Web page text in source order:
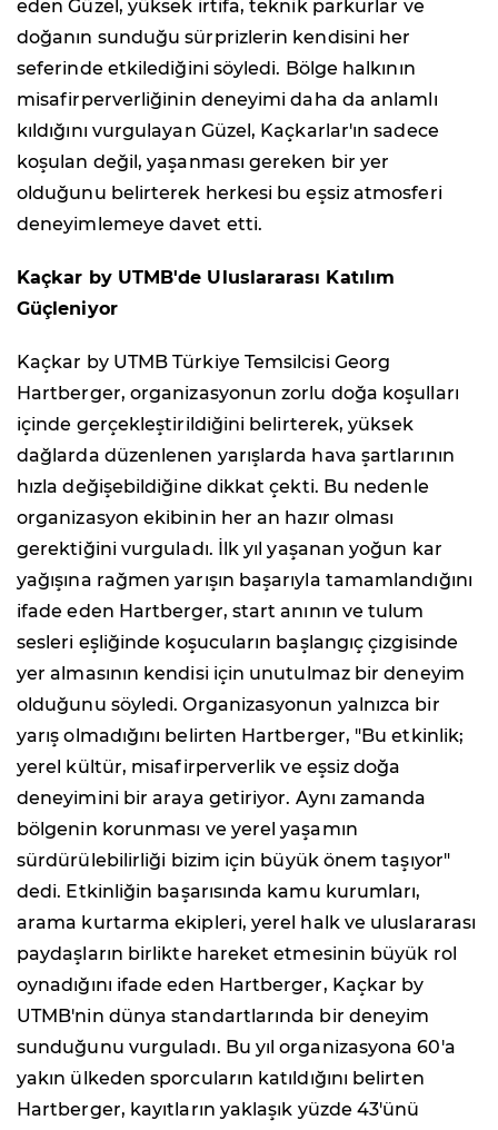
eden Güzel, yüksek irtifa, teknik parkurlar ve
doğanın sunduğu sürprizlerin kendisini her
seferinde etkilediğini söyledi. Bölge halkının
misafirperverliğinin deneyimi daha da anlamlı
kıldığını vurgulayan Güzel, Kaçkarlar'ın sadece
koşulan değil, yaşanması gereken bir yer
olduğunu belirterek herkesi bu eşsiz atmosferi
deneyimlemeye davet etti.
Kaçkar by UTMB'de Uluslararası Katılım
Güçleniyor
Kaçkar by UTMB Türkiye Temsilcisi Georg
Hartberger, organizasyonun zorlu doğa koşulları
içinde gerçekleştirildiğini belirterek, yüksek
dağlarda düzenlenen yarışlarda hava şartlarının
hızla değişebildiğine dikkat çekti. Bu nedenle
organizasyon ekibinin her an hazır olması
gerektiğini vurguladı. İlk yıl yaşanan yoğun kar
yağışına rağmen yarışın başarıyla tamamlandığını
ifade eden Hartberger, start anının ve tulum
sesleri eşliğinde koşucuların başlangıç çizgisinde
yer almasının kendisi için unutulmaz bir deneyim
olduğunu söyledi. Organizasyonun yalnızca bir
yarış olmadığını belirten Hartberger, "Bu etkinlik;
yerel kültür, misafirperverlik ve eşsiz doğa
deneyimini bir araya getiriyor. Aynı zamanda
bölgenin korunması ve yerel yaşamın
sürdürülebilirliği bizim için büyük önem taşıyor"
dedi. Etkinliğin başarısında kamu kurumları,
arama kurtarma ekipleri, yerel halk ve uluslararası
paydaşların birlikte hareket etmesinin büyük rol
oynadığını ifade eden Hartberger, Kaçkar by
UTMB'nin dünya standartlarında bir deneyim
sunduğunu vurguladı. Bu yıl organizasyona 60'a
yakın ülkeden sporcuların katıldığını belirten
Hartberger, kayıtların yaklaşık yüzde 43'ünü